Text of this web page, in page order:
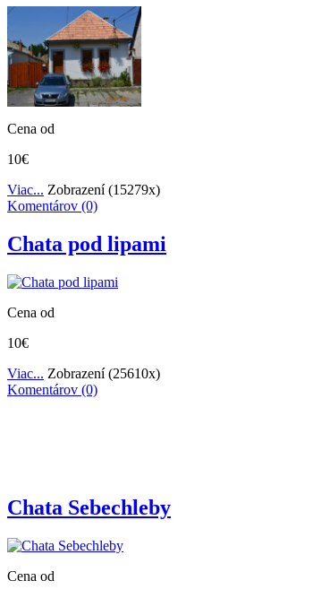
Cena od
10€
Viac... Zobrazení (15279x)
Komentárov (0)
Chata pod lipami
Cena od
10€
Viac... Zobrazení (25610x)
Komentárov (0)
Chata Sebechleby
Cena od